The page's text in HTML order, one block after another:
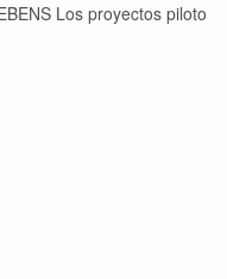
Los proyectos piloto